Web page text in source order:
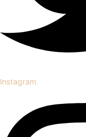
Instagram